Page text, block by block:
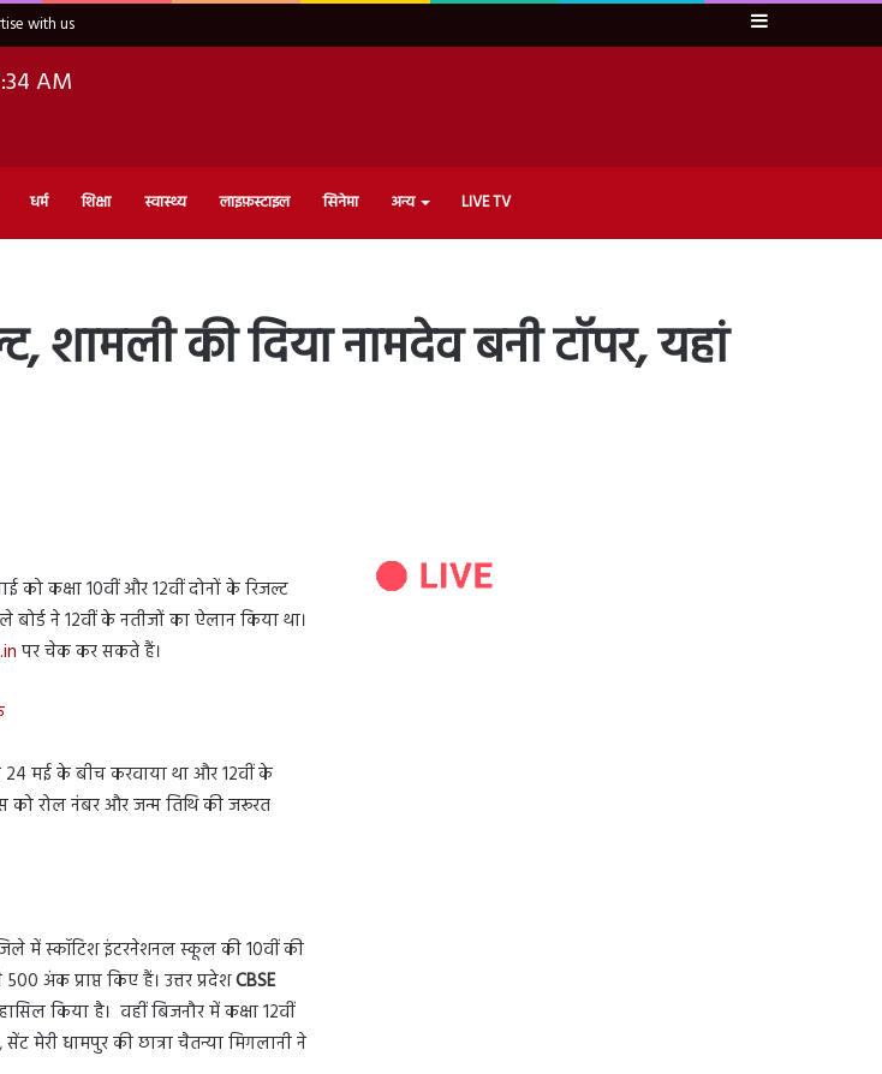
with us Sidebar
AM
धर्म शिक्षा स्वास्थ्य लाइफ़स्टाइल सिनेमा अन्य LIVE TV
शामली की दिया नामदेव बनी टॉपर, यहां
को कक्षा 10वीं और 12वीं दोनों के रिजल्ट
ने 12वीं के नतीजों का ऐलान किया था।
पर चेक कर सकते हैं।
24 मई के बीच करवाया था और 12वीं के
रोल नंबर और जन्म तिथि की जरूरत
जिले में स्कॉटिश इंटरनेशनल स्कूल की 10वीं की
अंक प्राप्त किए हैं। उत्तर प्रदेशCBSE
किया है। वहीं बिजनौर में कक्षा 12वीं
मेरी धामपुर की छात्रा चैतन्या मिगलानी ने